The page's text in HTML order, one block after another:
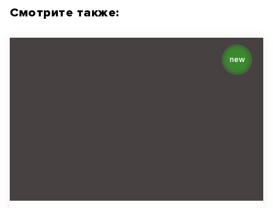
Смотрите также:
new